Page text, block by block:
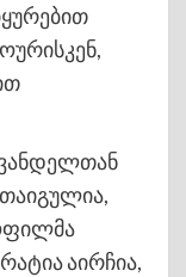
აირჩია,